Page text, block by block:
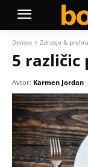
Domov Zdravje &
5 različic
Avtor: Karmen Jordan